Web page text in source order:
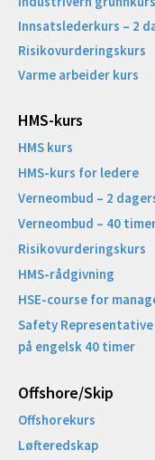
Innsatslederkurs – 2
Risikovurderingskurs
Varme arbeider kurs
HMS-kurs
HMS kurs
HMS-kurs for ledere
Verneombud – 2
Verneombud – 40
Risikovurderingskurs
HMS-rådgivning
HSE-course for
Safety Representative
på engelsk 40 timer
Offshore/Skip​
Offshorekurs
Løfteredskap